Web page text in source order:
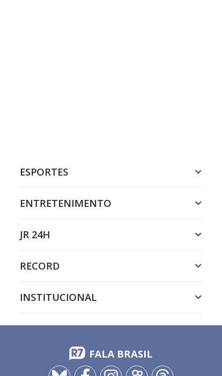
ESPORTES
ENTRETENIMENTO
JR 24H
RECORD
INSTITUCIONAL
FALA BRASIL